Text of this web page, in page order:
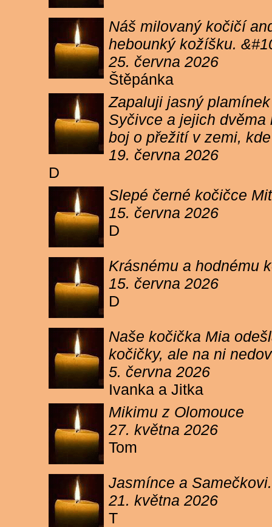
Náš milovaný kočičí
hebounký kožíšku.
25. června 2026
Štěpánka
Zapaluji jasný
Syčivce a jejich
boj o přežití v zemi,
19. června 2026
D
Slepé černé kočičce
15. června 2026
D
Krásnému a hodnému
15. června 2026
D
Naše kočička Mia
kočičky, ale na ni
5. června 2026
Ivanka a Jitka
Mikimu z Olomouce
27. května 2026
Tom
Jasmínce a
21. května 2026
T